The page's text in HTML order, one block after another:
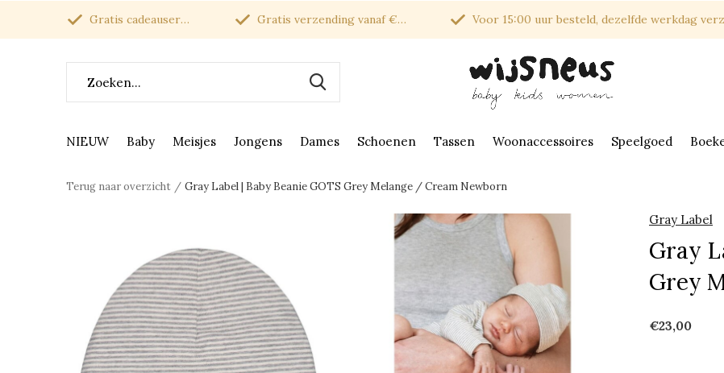
NIEUW Baby Meisjes Jongens Dames Schoenen Tassen Woonaccessoires Speelgoed
Gratis cadeauservice Gratis verzending vanaf €150* Voor 15:00 uur besteld, dezelfde werkdag
Terug naar overzicht Gray Label | Baby Beanie GOTS Grey Melange / Cream Newborn
Gray Label
Gray
Grey
€23,00